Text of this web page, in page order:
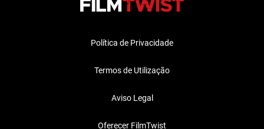
Política de Privacidade
Termos de Utilização
Aviso Legal
Oferecer FilmTwist